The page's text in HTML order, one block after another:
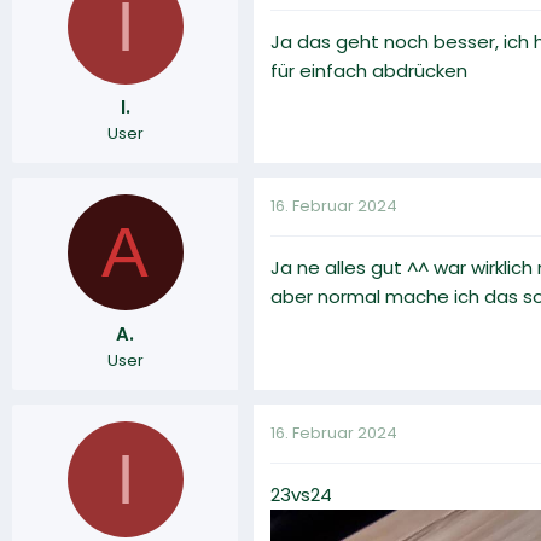
I
I.
User
Ja das geht noch besser, ich
für einfach abdrücken
A
A.
User
16. Februar 2024
Ja ne alles gut ^^ war
aber normal mache ich das
I
16. Februar 2024
23vs24